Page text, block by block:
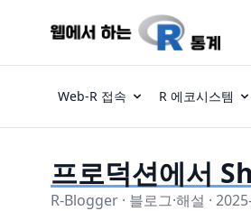
Web-R 접속 R 에코시스템
프로덕션에서
R-Blogger · 블로그·해설 ·